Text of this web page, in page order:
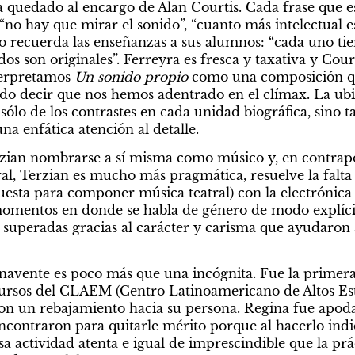
al encargo de Alan Courtis. Cada frase que
hay que mirar el sonido”, “cuanto más intelectual
recuerda las enseñanzas a sus alumnos: “cada uno
son originales”. Ferreyra es fresca y taxativa y
Un sonido propio como una composición
decir que nos hemos adentrado en el clímax. La
de los contrastes en cada unidad biográfica, sino
enfática atención al detalle.
nombrarse a sí misma como músico y, en
Terzian es mucho más pragmática, resuelve la falta
para componer música teatral) con la
en donde se habla de género de modo
gracias al carácter y carisma que
es poco más que una incógnita. Fue la
del CLAEM (Centro Latinoamericano de Altos
un rebajamiento hacia su persona. Regina fue
para quitarle mérito porque al hacerlo
actividad atenta e igual de imprescindible que la